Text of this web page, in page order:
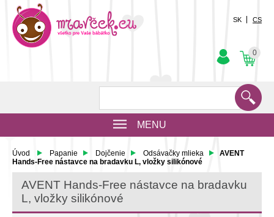
0
SK CS
MENU
Úvod Papanie Dojčenie Odsávačky mlieka
AVENT
Hands-Free nástavce na bradavku L, vložky silikónové
AVENT Hands-Free nástavce na bradavku
L, vložky silikónové